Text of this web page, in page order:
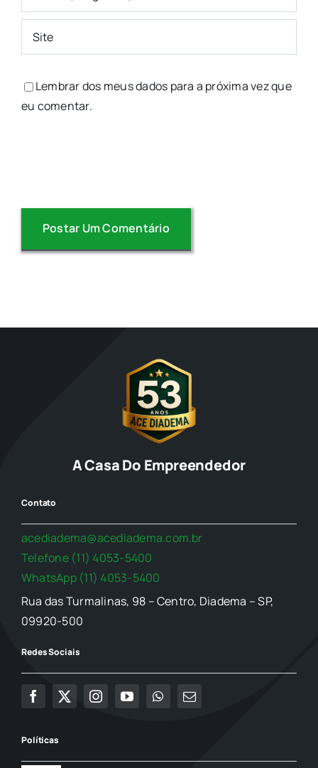
Lembrar dos meus dados para a próxima vez que
eu comentar.
A Casa Do Empreendedor
Contato
acediadema@acediadema.com.br
Telefone (11) 4053-5400
WhatsApp (11) 4053-5400
Rua das Turmalinas, 98 – Centro, Diadema – SP,
09920-500
Redes Sociais
Políticas